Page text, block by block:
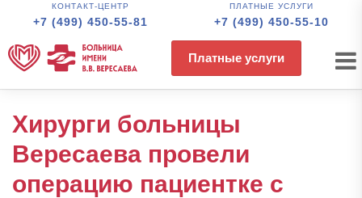
КОНТАКТ-ЦЕНТР
+7 (499) 450-55-81
ПЛАТНЫЕ УСЛУГИ
+7 (499) 450-55-10
Платные услуги
Хирурги больницы
Вересаева провели
операцию пациентке с